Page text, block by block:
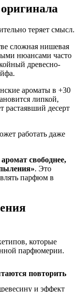
теряет смысл.
сложная нишевая
нюансами часто
древесно-
ароматы в +30
липкой,
десерт
работать даже
свободнее,
. Это
парфюм в
которые
парфюмерии.
повторить
и эффект